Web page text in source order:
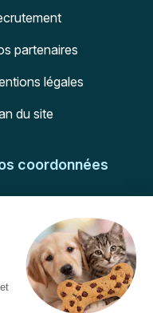
partenaires
légales
du site
coordonnées
55 rue Hoche
Ivry-sur-Seine
encore client ?
: